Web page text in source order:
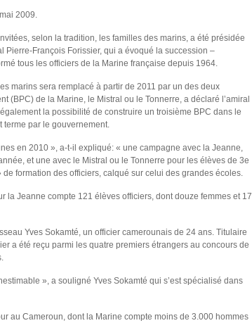
2009.
selon la tradition, les familles des marins, a été présidée
Pierre-François Forissier, qui a évoqué la succession –
tous les officiers de la Marine française depuis 1964.
marins sera remplacé à partir de 2011 par un des deux
(BPC) de la Marine, le Mistral ou le Tonnerre, a déclaré l’amiral
la possibilité de construire un troisième BPC dans le
terme par le gouvernement.
en 2010 », a-t-il expliqué: « une campagne avec la Jeanne,
et une avec le Mistral ou le Tonnerre pour les élèves de 3e
formation des officiers, calqué sur celui des grandes écoles.
la Jeanne compte 121 élèves officiers, dont douze femmes et 17
Yves Sokamté, un officier camerounais de 24 ans. Titulaire
a été reçu parmi les quatre premiers étrangers au concours de
», a souligné Yves Sokamté qui s’est spécialisé dans
au Cameroun, dont la Marine compte moins de 3.000 hommes